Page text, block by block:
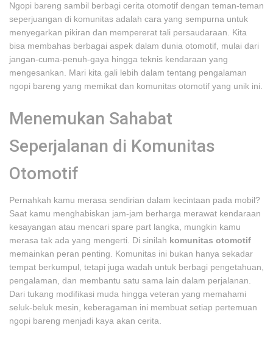
Ngopi bareng sambil berbagi cerita otomotif dengan teman-teman
seperjuangan di komunitas adalah cara yang sempurna untuk
menyegarkan pikiran dan mempererat tali persaudaraan. Kita
bisa membahas berbagai aspek dalam dunia otomotif, mulai dari
jangan-cuma-penuh-gaya hingga teknis kendaraan yang
mengesankan. Mari kita gali lebih dalam tentang pengalaman
ngopi bareng yang memikat dan komunitas otomotif yang unik ini.
Menemukan Sahabat
Seperjalanan di Komunitas
Otomotif
Pernahkah kamu merasa sendirian dalam kecintaan pada mobil?
Saat kamu menghabiskan jam-jam berharga merawat kendaraan
kesayangan atau mencari spare part langka, mungkin kamu
merasa tak ada yang mengerti. Di sinilah komunitas otomotif
memainkan peran penting. Komunitas ini bukan hanya sekadar
tempat berkumpul, tetapi juga wadah untuk berbagi pengetahuan,
pengalaman, dan membantu satu sama lain dalam perjalanan.
Dari tukang modifikasi muda hingga veteran yang memahami
seluk-beluk mesin, keberagaman ini membuat setiap pertemuan
ngopi bareng menjadi kaya akan cerita.